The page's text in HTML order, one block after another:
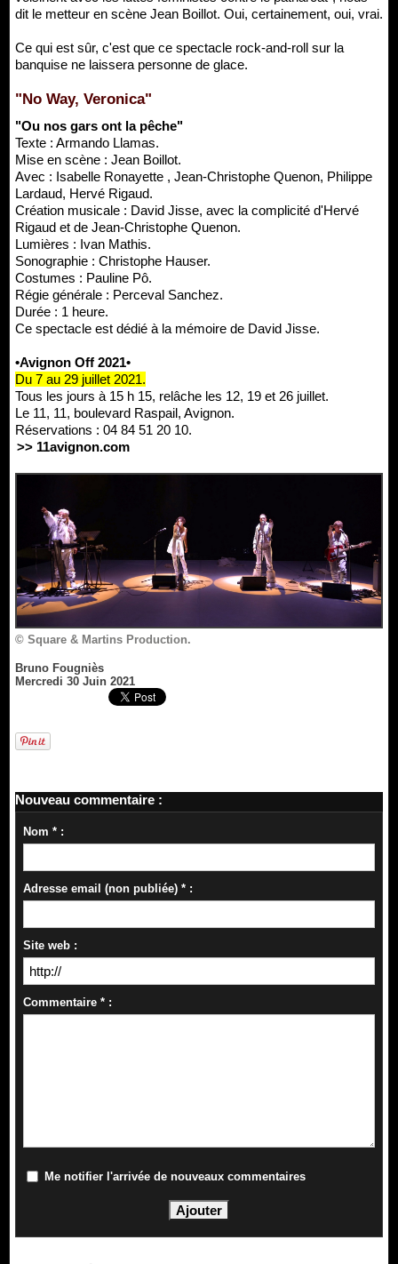
dit le metteur en scène Jean Boillot. Oui, certainement, oui, vrai.
Ce qui est sûr, c'est que ce spectacle rock-and-roll sur la
banquise ne laissera personne de glace.
"No Way, Veronica"
"Ou nos gars ont la pêche"
Texte : Armando Llamas.
Mise en scène : Jean Boillot.
Avec : Isabelle Ronayette , Jean-Christophe Quenon, Philippe
Lardaud, Hervé Rigaud.
Création musicale : David Jisse, avec la complicité d'Hervé
Rigaud et de Jean-Christophe Quenon.
Lumières : Ivan Mathis.
Sonographie : Christophe Hauser.
Costumes : Pauline Pô.
Régie générale : Perceval Sanchez.
Durée : 1 heure.
Ce spectacle est dédié à la mémoire de David Jisse.
•Avignon Off 2021•
Du 7 au 29 juillet 2021.
Tous les jours à 15 h 15, relâche les 12, 19 et 26 juillet.
Le 11, 11, boulevard Raspail, Avignon.
Réservations : 04 84 51 20 10.
>> 11avignon.com
© Square & Martins Production.
Bruno Fougniès
Mercredi 30 Juin 2021
Nouveau commentaire :
Nom * :
Adresse email (non publiée) * :
Site web :
Commentaire * :
Me notifier l'arrivée de nouveaux commentaires